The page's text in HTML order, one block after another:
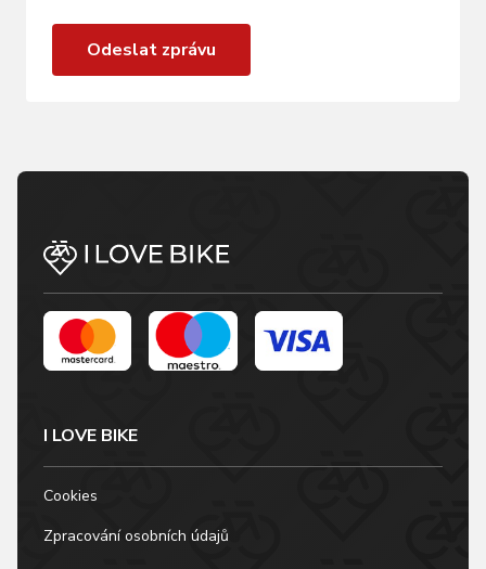
Odeslat zprávu
I LOVE BIKE
Cookies
Zpracování osobních údajů